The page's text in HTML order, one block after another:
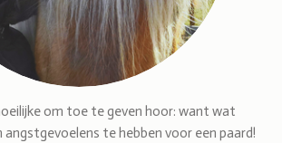
om toe te geven hoor: want wat
angstgevoelens te hebben voor een paard!